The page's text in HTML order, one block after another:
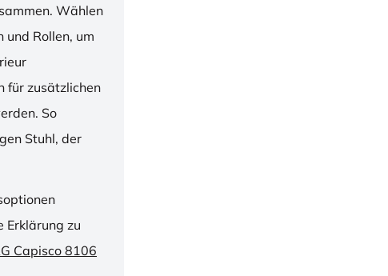
Wählen
und Rollen, um
für zusätzlichen
So
Stuhl, der
Erklärung zu
Capisco 8106